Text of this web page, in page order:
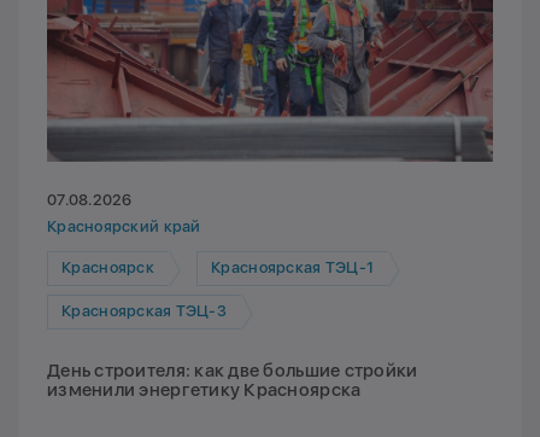
07.08.2026
Красноярский край
Красноярск Красноярская ТЭЦ-1
Красноярская ТЭЦ-3
День строителя: как две большие стройки
изменили энергетику Красноярска